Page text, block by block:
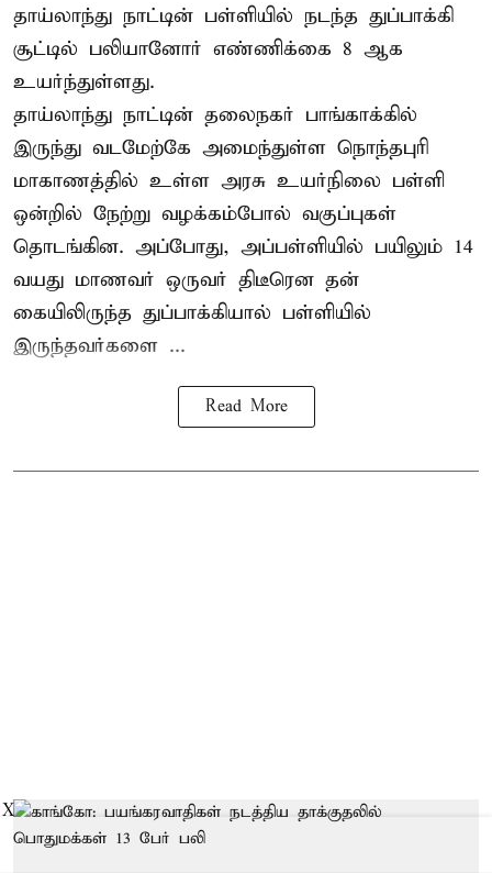
தாய்லாந்து நாட்டின் பள்ளியில் நடந்த துப்பாக்கி
சூட்டில் பலியானோர் எண்ணிக்கை 8 ஆக
உயர்ந்துள்ளது.
தாய்லாந்து நாட்டின் தலைநகர் பாங்காக்கில்
இருந்து வடமேற்கே அமைந்துள்ள நொந்தபுரி
மாகாணத்தில் உள்ள அரசு உயர்நிலை பள்ளி
ஒன்றில் நேற்று வழக்கம்போல் வகுப்புகள்
தொடங்கின. அப்போது, அப்பள்ளியில் பயிலும் 14
வயது மாணவர் ஒருவர் திடீரென தன்
கையிலிருந்த துப்பாக்கியால் பள்ளியில்
இருந்தவர்களை ...
Read More
X